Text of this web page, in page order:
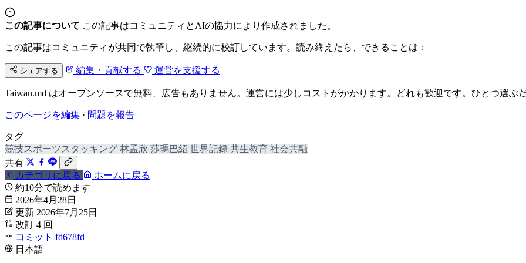
この記事について この記事はコミュニティとAIの協力により作成されました。
この記事はコミュニティが共同で執筆し、継続的に校訂しています。読み終えたら、できることは：
シェアする 編集・貢献する 運営を支援する
Taiwan.md はオープンソースで無料、広告もありません。運営には少しコストがかかります。どれも歓迎です。ひとつ選ぶ
このページを編集 · 問題を報告
タグ
競技スポーツスタッキング 林孟欣 莎瑪巴紹 世界記録 共生教育 社会共融
共有
カテゴリに戻る
ホームに戻る
約10分で読めます
2026年4月28日
更新 2026年7月25日
改訂 4 回
コミット fd678fd
日本語